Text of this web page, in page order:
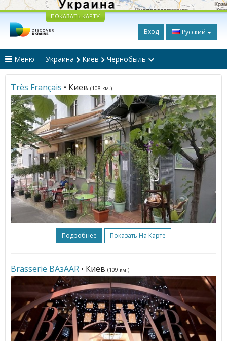
ПОКАЗАТЬ КАРТУ
Вход Русский
Меню Украина Киев Чернобыль
Très Français • Киев (108 км.)
Подробнее Показать На Карте
Brasserie BAзAAR • Киев (109 км.)